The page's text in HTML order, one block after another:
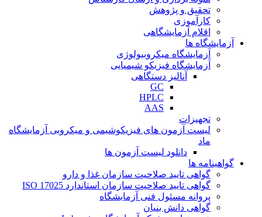
تحقیق و پژوهش
کارآموزی
اقلام آزمایشگاهی
آزمایشگاه ها
آزمایشگاه میکروبیولوژی
آزمایشگاه فیزیکو شیمیایی
آنالیز دستگاهی
GC
HPLC
AAS
تجهیزات
لیست آزمون های فیزیکوشیمی و میکروبی آزمایشگاه
ماد
دانلود لیست آزمون ها
گواهینامه ها
گواهی تایید صلاحیت سازمان غذا و دارو
گواهی تایید صلاحیت سازمان استاندارد ISO 17025
پروانه مسئول فنی آزمایشگاه
گواهی دانش بنیان